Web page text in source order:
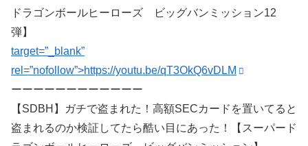
ドラゴンボールヒーローズ ビッグバンミッション12
弾】
target=”_blank”
rel=”nofollow”>https://youtu.be/qT3OkQ6vDLM
ーーーーーーーーーーーー
【SDBH】ガチで盗まれた！高額SECカードを置いてると
盗まれるのか検証してたら酷い目にあった！【スーパード